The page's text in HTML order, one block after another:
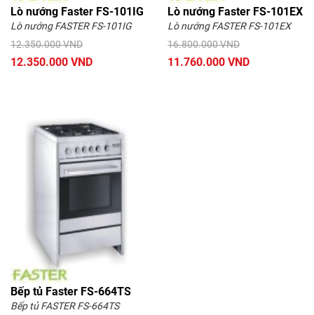
Lò nướng Faster FS-101IG
Lò nướng FASTER FS-101IG
12.350.000 VND
12.350.000 VND
Lò nướng Faster FS-101EX
Lò nướng FASTER FS-101EX
16.800.000 VND
11.760.000 VND
Bếp tủ Faster FS-664TS
Bếp tủ FASTER FS-664TS